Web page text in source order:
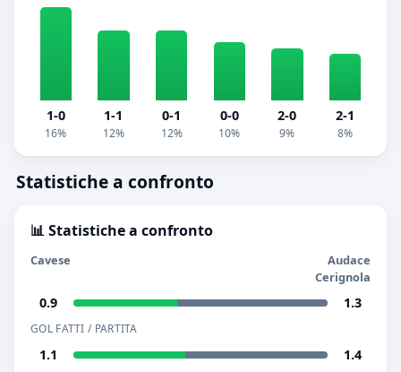
1-0
16%
1-1
12%
0-1
12%
0-0
10%
2-0
9%
2-1
8%
Statistiche a confronto
📊 Statistiche a confronto
Cavese
Audace
Cerignola
0.9 1.3
GOL FATTI / PARTITA
1.1 1.4